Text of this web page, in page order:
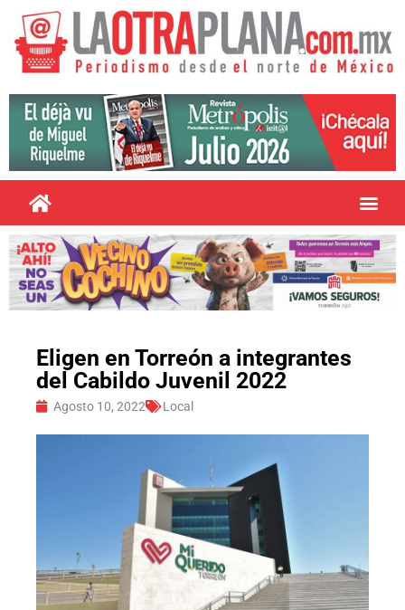
Eligen en Torreón a integrantes
del Cabildo Juvenil 2022
Agosto 10, 2022 Local